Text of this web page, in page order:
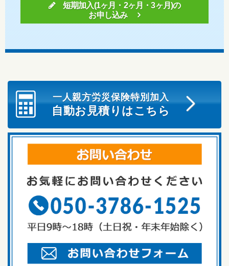
短期加入(1ヶ月・2ヶ月・3ヶ月)の
お申し込み
一人親方労災保険特別加入
自動お見積りはこちら